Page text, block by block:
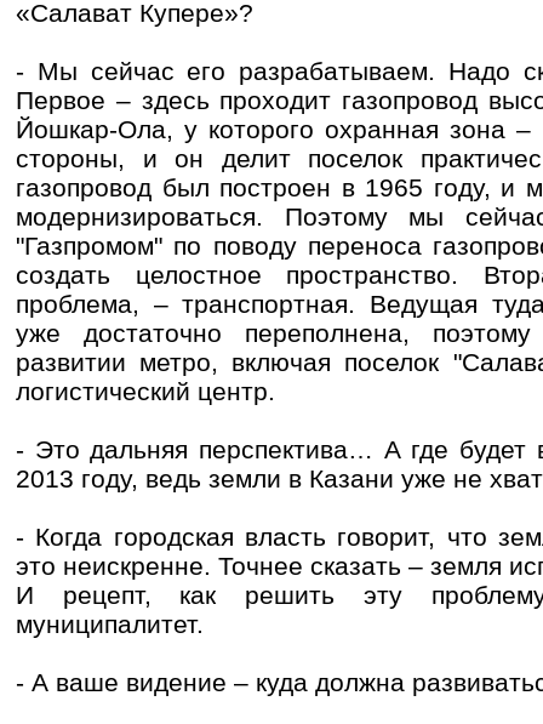
«Салават Купере»?
- Мы сейчас его разрабатываем. Надо
Первое – здесь проходит газопровод
Йошкар-Ола, у которого охранная зона
стороны, и он делит поселок
газопровод был построен в 1965 году, и
модернизироваться. Поэтому мы
"Газпромом" по поводу переноса
создать целостное пространство.
проблема, – транспортная. Ведущая
уже достаточно переполнена,
развитии метро, включая поселок
логистический центр.
- Это дальняя перспектива… А где будет
2013 году, ведь земли в Казани уже не
- Когда городская власть говорит, что
это неискренне. Точнее сказать – земля
И рецепт, как решить эту
муниципалитет.
- А ваше видение – куда должна